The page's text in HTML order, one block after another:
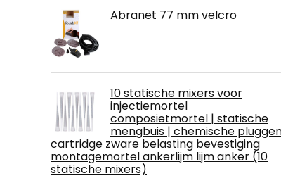
Abranet 77 mm velcro
10 statische mixers voor
injectiemortel
composietmortel | statische
mengbuis | chemische
cartridge zware belasting bevestiging
montagemortel ankerlijm lijm anker (10
statische mixers)